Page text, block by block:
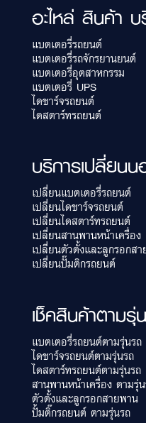
อะไหล่ สินค้า
แบตเตอรี่รถยนต์
แบตเตอรี่รถจักรยานยนต์
แบตเตอรี่อุตสาหกรรม
แบตเตอรี่ UPS
ไดชาร์จรถยนต์
ไดสตาร์ทรถยนต์
บริการเปลี่ยน
เปลี่ยนแบตเตอรี่รถยนต์
เปลี่ยนไดชาร์จรถยนต์
เปลี่ยนไดสตาร์ทรถยนต์
เปลี่ยนสานพานหน้าเครื่อง
เปลี่ยนตัวตั้งและลูกรอกส
เปลี่ยนปั๊มติกรถยนต์
เช็คสินค้าตามรุ่
แบตเตอรี่รถยนต์ตามรุ่นรถ
ไดชาร์จรถยนต์ตามรุ่นรถ
ไดสตาร์ทรถยนต์ตามรุ่นรถ
สานพานหน้าเครื่อง ตามรุ่
ตัวตั้งและลูกรอกสายพาน
ปั้มติ๊กรถยนต์ ตามรุ่นรถ